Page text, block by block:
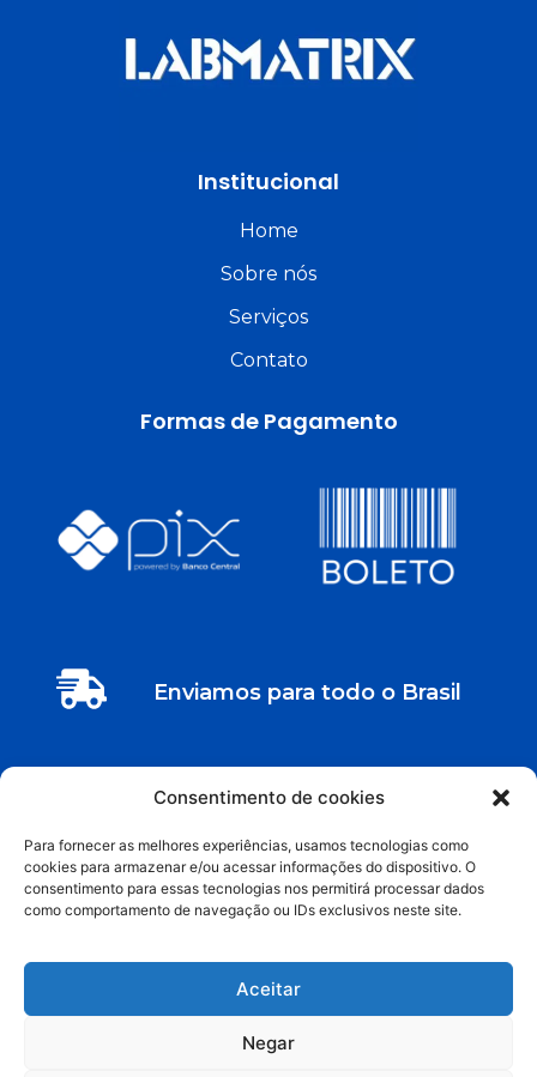
Consentimento de cookies
Para fornecer as melhores experiências, usamos tecnologias como
cookies para armazenar e/ou acessar informações do dispositivo. O
consentimento para essas tecnologias nos permitirá processar dados
como comportamento de navegação ou IDs exclusivos neste site.
Aceitar
Negar
Institucional
Home
Sobre nós
Serviços
Contato
Formas de Pagamento
Enviamos para todo o Brasil
Entre em contato
Rua Maria Aparecida Lotto Milaré 119 – Jd. Rosana -
Araras - SP
contato@labmatrix.com.br